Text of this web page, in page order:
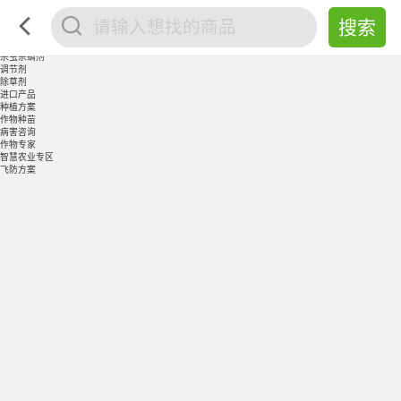
有机肥
复合肥
杀虫杀螨剂
调节剂
除草剂
进口产品
种植方案
作物种苗
病害咨询
作物专家
智慧农业专区
飞防方案